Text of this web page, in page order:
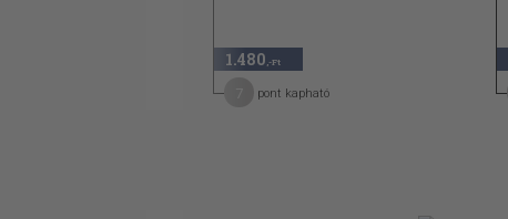
1.480 ,-Ft
pont kapható